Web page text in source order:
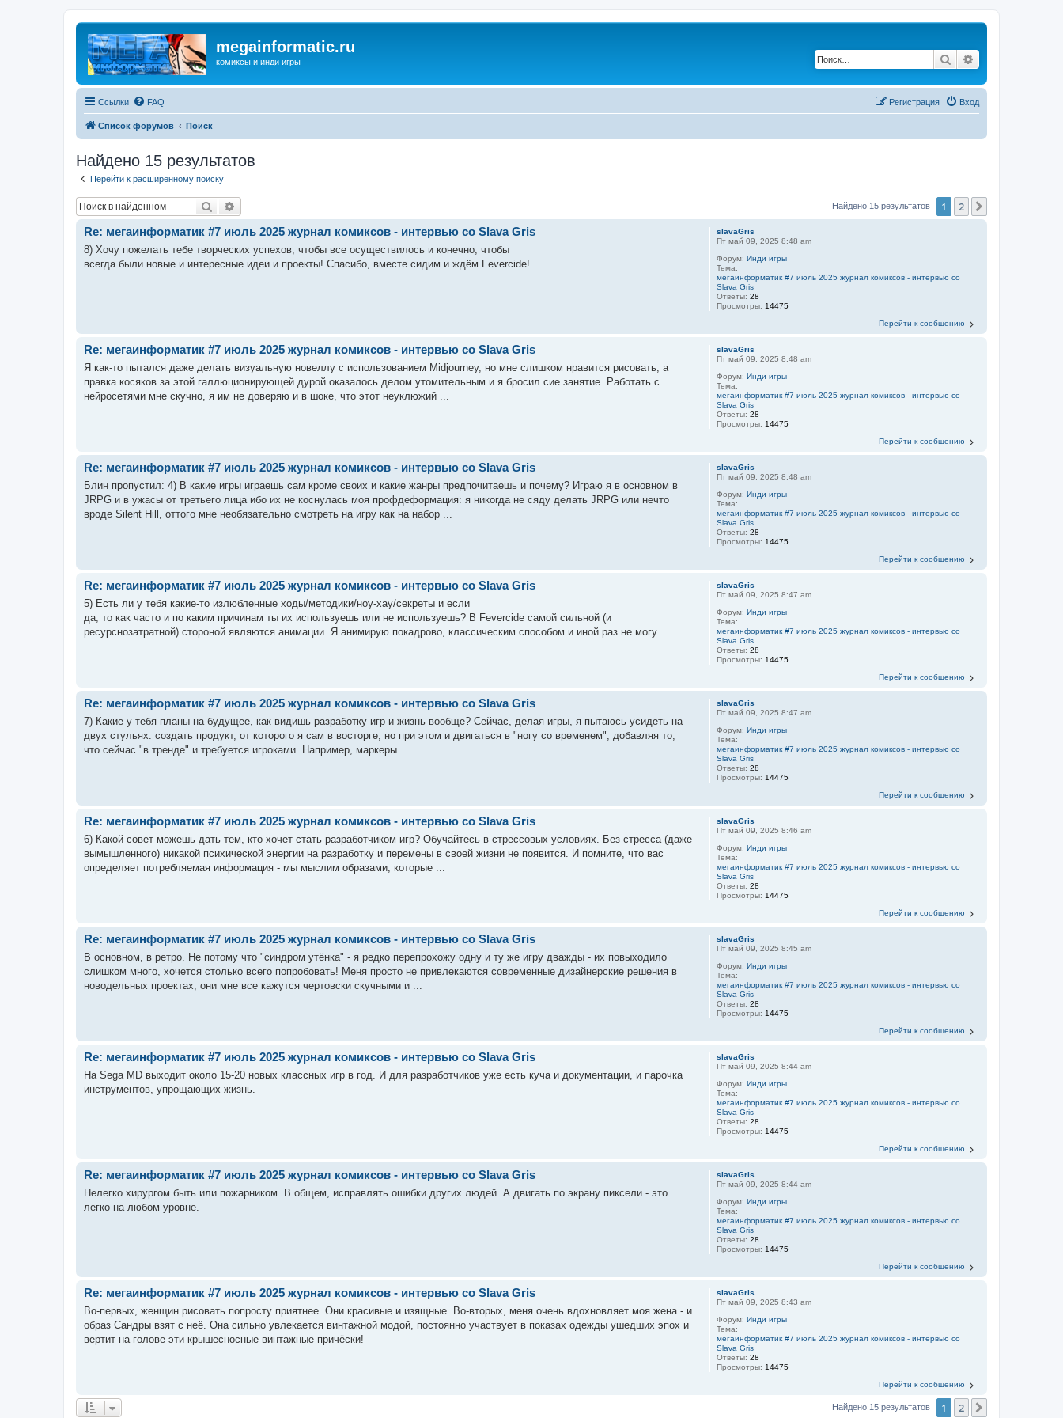
megainformatic.ru
комиксы и инди игры Поиск
Ссылки FAQ Вход
Регистрация
Список форумов Поиск
Найдено 15 результатов
Перейти к расширенному поиску
Поиск Найдено 15 результатов 1 2
slavaGris
Пт май 09, 2025 8:48 am
Форум:Инди игры
Тема:
мегаинформатик #7 июль 2025 журнал комиксов - интервью со
Slava Gris
Ответы:28
Просмотры: 14475
Re: мегаинформатик #7 июль 2025 журнал комиксов - интервью со Slava Gris
8) Хочу пожелать тебе творческих успехов, чтобы все осуществилось и конечно, чтобы
всегда были новые и интересные идеи и проекты! Спасибо, вместе сидим и ждём Fevercide!
Перейти к сообщению
slavaGris
Пт май 09, 2025 8:48 am
Форум:Инди игры
Тема:
мегаинформатик #7 июль 2025 журнал комиксов - интервью со
Slava Gris
Ответы:28
Просмотры: 14475
Re: мегаинформатик #7 июль 2025 журнал комиксов - интервью со Slava Gris
Я как-то пытался даже делать визуальную новеллу с использованием Midjourney, но мне слишком нравится рисовать, а
правка косяков за этой галлюционирующей дурой оказалось делом утомительным и я бросил сие занятие. Работать с
нейросетями мне скучно, я им не доверяю и в шоке, что этот неуклюжий ...
Перейти к сообщению
slavaGris
Пт май 09, 2025 8:48 am
Форум:Инди игры
Тема:
мегаинформатик #7 июль 2025 журнал комиксов - интервью со
Slava Gris
Ответы:28
Просмотры: 14475
Re: мегаинформатик #7 июль 2025 журнал комиксов - интервью со Slava Gris
Блин пропустил: 4) В какие игры играешь сам кроме своих и какие жанры предпочитаешь и почему? Играю я в основном в
JRPG и в ужасы от третьего лица ибо их не коснулась моя профдеформация: я никогда не сяду делать JRPG или нечто
вроде Silent Hill, оттого мне необязательно смотреть на игру как на набор ...
Перейти к сообщению
slavaGris
Пт май 09, 2025 8:47 am
Форум:Инди игры
Тема:
мегаинформатик #7 июль 2025 журнал комиксов - интервью со
Slava Gris
Ответы:28
Просмотры: 14475
Re: мегаинформатик #7 июль 2025 журнал комиксов - интервью со Slava Gris
5) Есть ли у тебя какие-то излюбленные ходы/методики/ноу-хау/секреты и если
да, то как часто и по каким причинам ты их используешь или не используешь? В Fevercide самой сильной (и
ресурснозатратной) стороной являются анимации. Я анимирую покадрово, классическим способом и иной раз не могу ...
Перейти к сообщению
slavaGris
Пт май 09, 2025 8:47 am
Форум:Инди игры
Тема:
мегаинформатик #7 июль 2025 журнал комиксов - интервью со
Slava Gris
Ответы:28
Просмотры: 14475
Re: мегаинформатик #7 июль 2025 журнал комиксов - интервью со Slava Gris
7) Какие у тебя планы на будущее, как видишь разработку игр и жизнь вообще? Сейчас, делая игры, я пытаюсь усидеть на
двух стульях: создать продукт, от которого я сам в восторге, но при этом и двигаться в "ногу со временем", добавляя то,
что сейчас "в тренде" и требуется игроками. Например, маркеры ...
Перейти к сообщению
slavaGris
Пт май 09, 2025 8:46 am
Форум:Инди игры
Тема:
мегаинформатик #7 июль 2025 журнал комиксов - интервью со
Slava Gris
Ответы:28
Просмотры: 14475
Re: мегаинформатик #7 июль 2025 журнал комиксов - интервью со Slava Gris
6) Какой совет можешь дать тем, кто хочет стать разработчиком игр? Обучайтесь в стрессовых условиях. Без стресса (даже
вымышленного) никакой психической энергии на разработку и перемены в своей жизни не появится. И помните, что вас
определяет потребляемая информация - мы мыслим образами, которые ...
Перейти к сообщению
slavaGris
Пт май 09, 2025 8:45 am
Форум:Инди игры
Тема:
мегаинформатик #7 июль 2025 журнал комиксов - интервью со
Slava Gris
Ответы:28
Просмотры: 14475
Re: мегаинформатик #7 июль 2025 журнал комиксов - интервью со Slava Gris
В основном, в ретро. Не потому что "синдром утёнка" - я редко перепрохожу одну и ту же игру дважды - их повыходило
слишком много, хочется столько всего попробовать! Меня просто не привлекаются современные дизайнерские решения в
новодельных проектах, они мне все кажутся чертовски скучными и ...
Перейти к сообщению
slavaGris
Пт май 09, 2025 8:44 am
Форум:Инди игры
Тема:
мегаинформатик #7 июль 2025 журнал комиксов - интервью со
Slava Gris
Ответы:28
Просмотры: 14475
Re: мегаинформатик #7 июль 2025 журнал комиксов - интервью со Slava Gris
На Sega MD выходит около 15-20 новых классных игр в год. И для разработчиков уже есть куча и документации, и парочка
инструментов, упрощающих жизнь.
Перейти к сообщению
slavaGris
Пт май 09, 2025 8:44 am
Форум:Инди игры
Тема:
мегаинформатик #7 июль 2025 журнал комиксов - интервью со
Slava Gris
Ответы:28
Просмотры: 14475
Re: мегаинформатик #7 июль 2025 журнал комиксов - интервью со Slava Gris
Нелегко хирургом быть или пожарником. В общем, исправлять ошибки других людей. А двигать по экрану пиксели - это
легко на любом уровне.
Перейти к сообщению
slavaGris
Пт май 09, 2025 8:43 am
Форум:Инди игры
Тема:
мегаинформатик #7 июль 2025 журнал комиксов - интервью со
Slava Gris
Ответы:28
Просмотры: 14475
Re: мегаинформатик #7 июль 2025 журнал комиксов - интервью со Slava Gris
Во-первых, женщин рисовать попросту приятнее. Они красивые и изящные. Во-вторых, меня очень вдохновляет моя жена - и
образ Сандры взят с неё. Она сильно увлекается винтажной модой, постоянно участвует в показах одежды ушедших эпох и
вертит на голове эти крышесносные винтажные причёски!
Перейти к сообщению
Найдено 15 результатов 1 2